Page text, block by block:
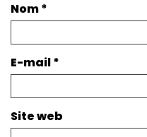
Nom*
E-mail*
Site web